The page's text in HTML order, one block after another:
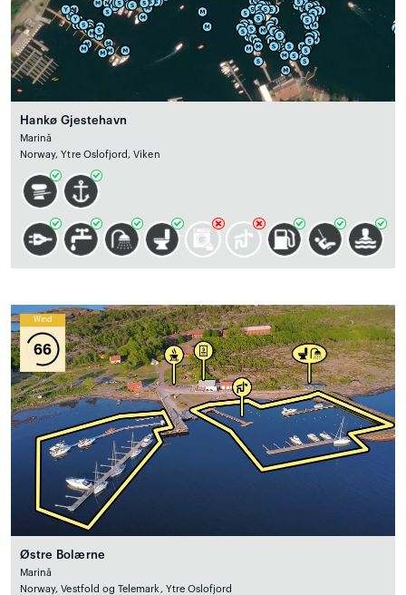
Hankø Gjestehavn
Marină
Norway, Ytre Oslofjord, Viken
Wind
66
Østre Bolærne
Marină
Norway, Vestfold og Telemark, Ytre Oslofjord